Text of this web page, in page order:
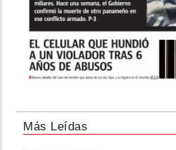
Más Leídas